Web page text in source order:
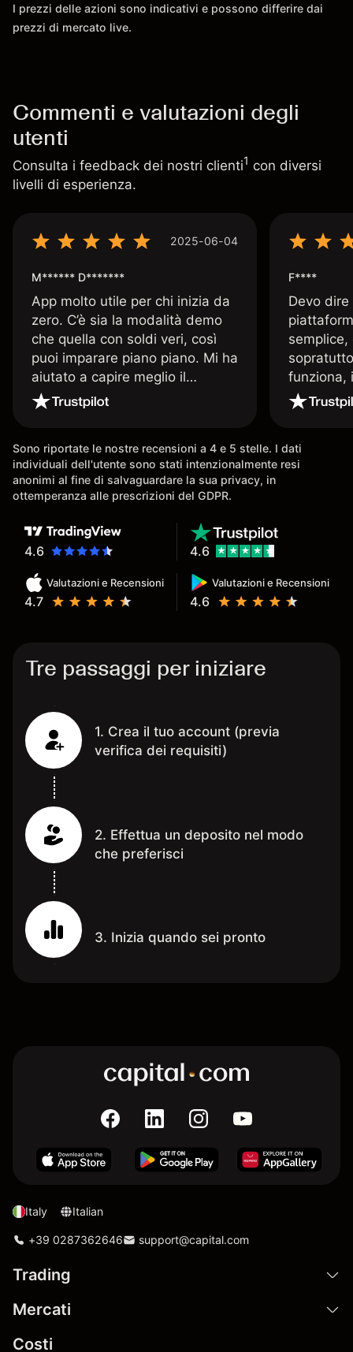
I prezzi delle azioni sono indicativi e possono differire dai
prezzi di mercato live.
Commenti e valutazioni degli
utenti
Consulta i feedback dei nostri clienti1 con diversi
livelli di esperienza.
2025-06-04
M****** D*******
App molto utile per chi inizia da
zero. C’è sia la modalità demo
che quella con soldi veri, così
puoi imparare piano piano. Mi ha
aiutato a capire meglio il
trading. La consiglio a chi parte
senza esperienza.
F****
Devo
funziona,
Davide e'
spiega
Sono riportate le nostre recensioni a 4 e 5 stelle. I dati
individuali dell'utente sono stati intenzionalmente resi
anonimi al fine di salvaguardare la sua privacy, in
ottemperanza alle prescrizioni del GDPR.
4.6
Valutazioni e Recensioni
4.7
Valutazioni e Recensioni
4.6
4.6
Tre passaggi per iniziare
1. Crea il tuo account (previa
verifica dei requisiti)
2. Effettua un deposito nel modo
che preferisci
3. Inizia quando sei pronto
Italy Italian
+39 0287362646 support@capital.com
Trading
Mercati
Costi